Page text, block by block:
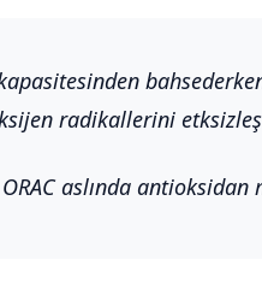
radikallerini
aslında